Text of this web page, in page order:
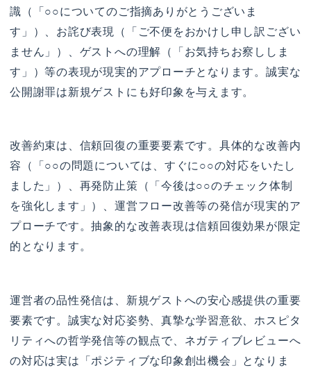
識（「○○についてのご指摘ありがとうございま
す」）、お詫び表現（「ご不便をおかけし申し訳ござい
ません」）、ゲストへの理解（「お気持ちお察ししま
す」）等の表現が現実的アプローチとなります。誠実な
公開謝罪は新規ゲストにも好印象を与えます。
改善約束は、信頼回復の重要要素です。具体的な改善内
容（「○○の問題については、すぐに○○の対応をいたし
ました」）、再発防止策（「今後は○○のチェック体制
を強化します」）、運営フロー改善等の発信が現実的ア
プローチです。抽象的な改善表現は信頼回復効果が限定
的となります。
運営者の品性発信は、新規ゲストへの安心感提供の重要
要素です。誠実な対応姿勢、真摯な学習意欲、ホスピタ
リティへの哲学発信等の観点で、ネガティブレビューへ
の対応は実は「ポジティブな印象創出機会」となりま